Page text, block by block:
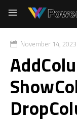
November 14, 2023